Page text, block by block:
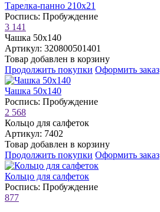
Тарелка-панно 210х21
Роспись: Пробуждение
3 141
Чашка 50х140
Артикул: 320800501401
Товар добавлен в корзину
Продолжить покупки Оформить заказ
Чашка 50х140
Роспись: Пробуждение
2 568
Кольцо для салфеток
Артикул: 7402
Товар добавлен в корзину
Продолжить покупки Оформить заказ
Кольцо для салфеток
Роспись: Пробуждение
877